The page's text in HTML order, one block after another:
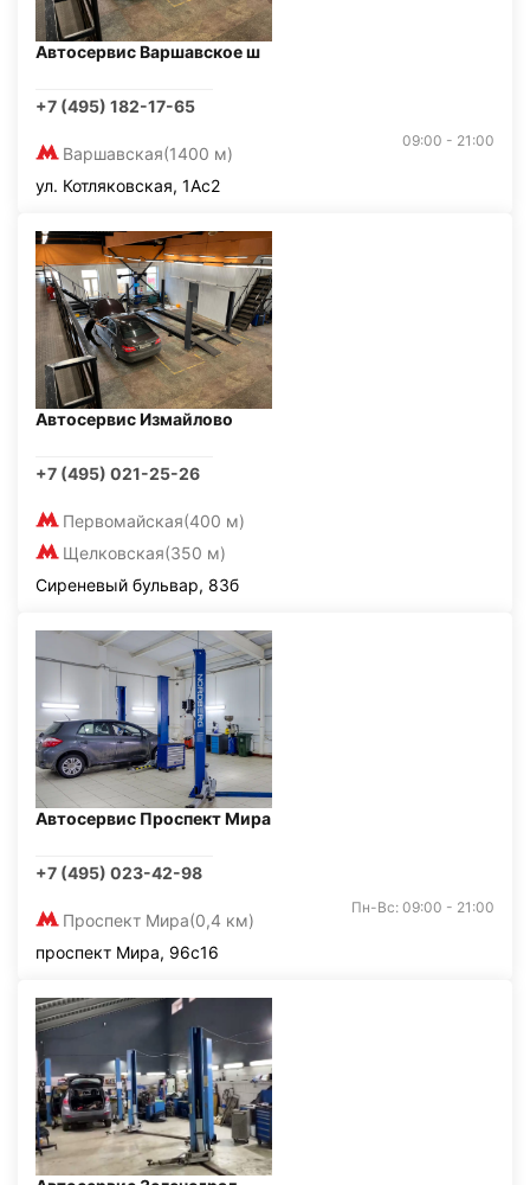
Автосервис Варшавское ш
+7 (495) 182-17-65
Варшавская(1400 м)
09:00 - 21:00
ул. Котляковская, 1Ас2
Автосервис Измайлово
+7 (495) 021-25-26
Первомайская(400 м)
Щелковская(350 м)
Сиреневый бульвар, 83б
Автосервис Проспект Мира
+7 (495) 023-42-98
Проспект Мира(0,4 км)
Пн-Вс: 09:00 - 21:00
проспект Мира, 96с16